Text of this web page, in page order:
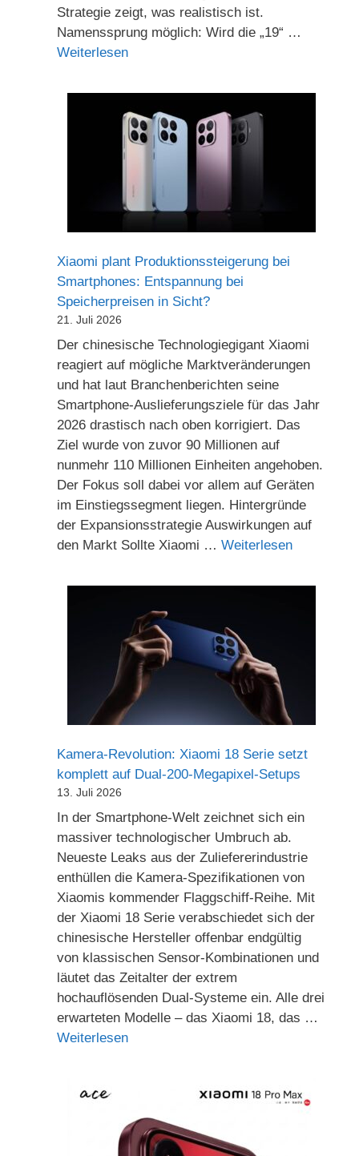
Strategie zeigt, was realistisch ist.
Namenssprung möglich: Wird die „19“ …
Weiterlesen
Xiaomi plant Produktionssteigerung bei
Smartphones: Entspannung bei
Speicherpreisen in Sicht?
21. Juli 2026
Der chinesische Technologiegigant Xiaomi
reagiert auf mögliche Marktveränderungen
und hat laut Branchenberichten seine
Smartphone-Auslieferungsziele für das Jahr
2026 drastisch nach oben korrigiert. Das
Ziel wurde von zuvor 90 Millionen auf
nunmehr 110 Millionen Einheiten angehoben.
Der Fokus soll dabei vor allem auf Geräten
im Einstiegssegment liegen. Hintergründe
der Expansionsstrategie Auswirkungen auf
den Markt Sollte Xiaomi … Weiterlesen
Kamera-Revolution: Xiaomi 18 Serie setzt
komplett auf Dual-200-Megapixel-Setups
13. Juli 2026
In der Smartphone-Welt zeichnet sich ein
massiver technologischer Umbruch ab.
Neueste Leaks aus der Zuliefererindustrie
enthüllen die Kamera-Spezifikationen von
Xiaomis kommender Flaggschiff-Reihe. Mit
der Xiaomi 18 Serie verabschiedet sich der
chinesische Hersteller offenbar endgültig
von klassischen Sensor-Kombinationen und
läutet das Zeitalter der extrem
hochauflösenden Dual-Systeme ein. Alle drei
erwarteten Modelle – das Xiaomi 18, das …
Weiterlesen